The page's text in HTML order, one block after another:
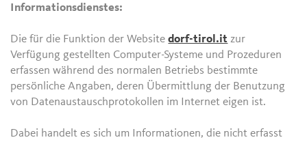
Informationsdienstes:
Die für die Funktion der Websitedorf-tirol.it zur
Verfügung gestellten Computer-Systeme und Prozeduren
erfassen während des normalen Betriebs bestimmte
persönliche Angaben, deren Übermittlung der Benutzung
von Datenaustauschprotokollen im Internet eigen ist.
Dabei handelt es sich um Informationen, die nicht erfasst